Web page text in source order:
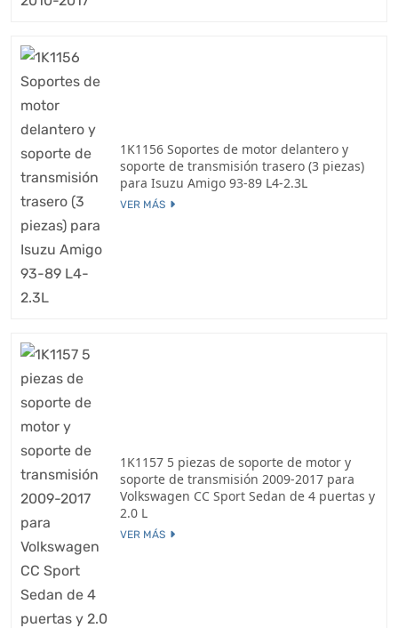
1K1156 Soportes de motor delantero y
soporte de transmisión trasero (3 piezas)
para Isuzu Amigo 93-89 L4-2.3L
VER MÁS
1K1157 5 piezas de soporte de motor y
soporte de transmisión 2009-2017 para
Volkswagen CC Sport Sedan de 4 puertas y
2.0 L
VER MÁS